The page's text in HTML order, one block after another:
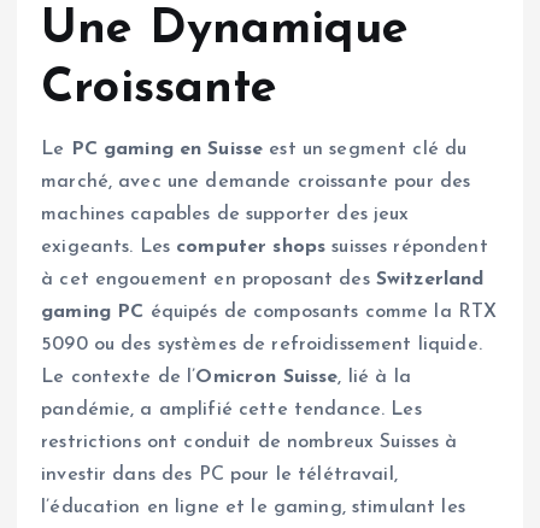
Une Dynamique
Croissante
Le PC gaming en Suisse est un segment clé du
marché, avec une demande croissante pour des
machines capables de supporter des jeux
exigeants. Les computer shops suisses répondent
à cet engouement en proposant des Switzerland
gaming PC équipés de composants comme la RTX
5090 ou des systèmes de refroidissement liquide.
Le contexte de l’Omicron Suisse, lié à la
pandémie, a amplifié cette tendance. Les
restrictions ont conduit de nombreux Suisses à
investir dans des PC pour le télétravail,
l’éducation en ligne et le gaming, stimulant les